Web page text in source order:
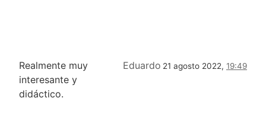
Eduardo 21 agosto 2022, 19:49
Realmente muy
interesante y
didáctico.